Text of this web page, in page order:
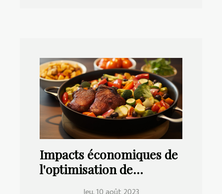
Impacts économiques de
l'optimisation de